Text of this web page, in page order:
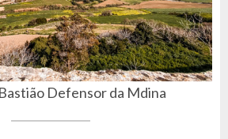
Defensor da Mdina